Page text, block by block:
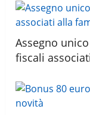
Assegno
fiscali